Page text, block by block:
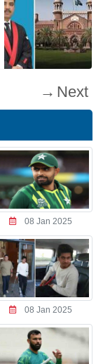
Next →
08 Jan 2025
08 Jan 2025